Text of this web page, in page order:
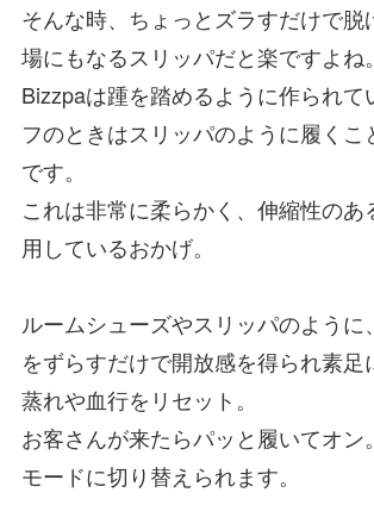
そんな時、ちょっとズラすだけで脱
場にもなるスリッパだと楽ですよね。
Bizzpaは踵を踏めるように作られて
フのときはスリッパのように履くこ
です。
これは非常に柔らかく、伸縮性のあ
用しているおかげ。
ルームシューズやスリッパのように
をずらすだけで開放感を得られ素足
蒸れや血行をリセット。
お客さんが来たらパッと履いてオン
モードに切り替えられます。